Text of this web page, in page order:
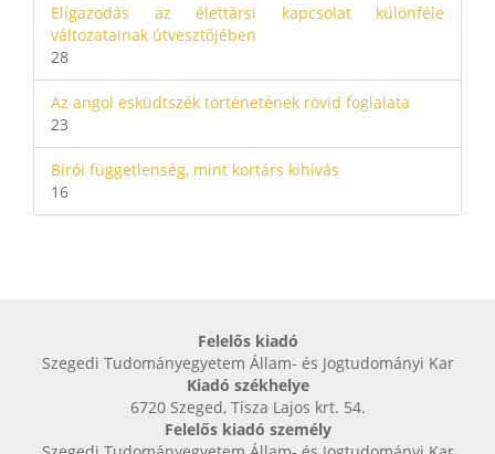
Eligazodás az élettársi kapcsolat különféle
változatainak útvesztőjében
28
Az angol esküdtszék történetének rövid foglalata
23
Bírói függetlenség, mint kortárs kihívás
16
Felelős kiadó
Szegedi Tudományegyetem Állam- és Jogtudományi Kar
Kiadó székhelye
6720 Szeged, Tisza Lajos krt. 54.
Felelős kiadó személy